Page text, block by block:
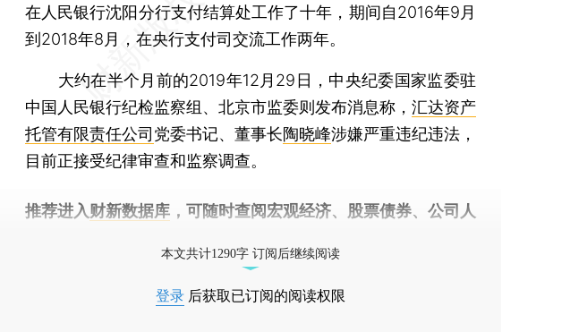
在人民银行沈阳分行支付结算处工作了十年，期间自2016年9月
到2018年8月，在央行支付司交流工作两年。
大约在半个月前的2019年12月29日，中央纪委国家监委驻
中国人民银行纪检监察组、北京市监委则发布消息称， 汇达资产
托管有限责任公司党委书记、董事长陶晓峰涉嫌严重违纪违法，
目前正接受纪律审查和监察调查。
推荐进入财新数据库 ，可随时查阅宏观经济、股票债券、公司人
本文共计1290字 订阅后继续阅读
登录 后获取已订阅的阅读权限